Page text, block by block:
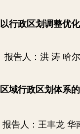
以行政区划调整优
报告人：洪 涛 哈
区域行政区划体系
报告人：王丰龙 华